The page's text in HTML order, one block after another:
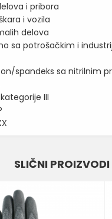
i pribora
i vozila
delova
sa potrošačkim i
spandeks sa nitrilnim
kategorije III
RUKAVICE ZA
ANSELL
SLIČNI PROIZVODI